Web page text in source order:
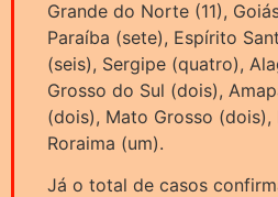
Grande do Norte (11),
Paraíba (sete), Espírito
(seis), Sergipe (quatro),
Grosso do Sul (dois),
(dois), Mato Grosso (dois),
Roraima (um).
Já o total de casos